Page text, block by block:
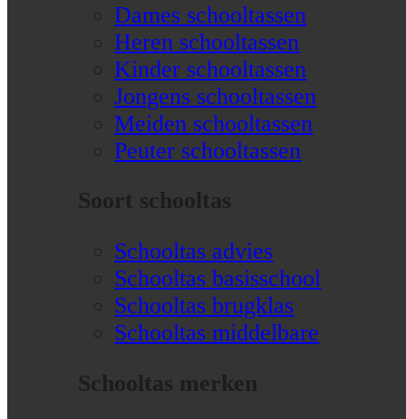
Dames schooltassen
Heren schooltassen
Kinder schooltassen
Jongens schooltassen
Meiden schooltassen
Peuter schooltassen
Soort schooltas
Schooltas advies
Schooltas basisschool
Schooltas brugklas
Schooltas middelbare
Schooltas merken